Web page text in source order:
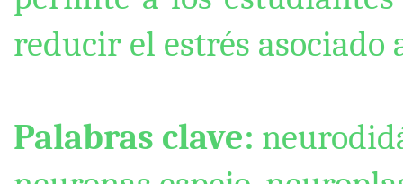
reducir el estrés asociado
Palabras clave: